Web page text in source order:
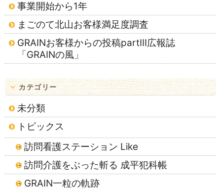
事業開始から1年
まごのて北山お客様満足度調査
GRAINお客様からの投稿partⅢ広報誌
「GRAINの風」
カテゴリー
未分類
トピックス
訪問看護ステーション Like
訪問介護をぶった斬る 成平犯科帳
GRAIN一粒の軌跡